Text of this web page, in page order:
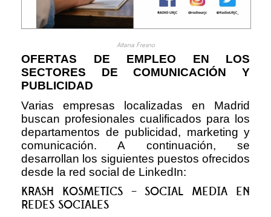
Aitana Fresno
OFERTAS DE EMPLEO EN LOS
SECTORES DE COMUNICACIÓN Y
PUBLICIDAD
Varias empresas localizadas en Madrid
buscan profesionales cualificados para los
departamentos de publicidad, marketing y
comunicación. A continuación, se
desarrollan los siguientes puestos ofrecidos
desde la red social de LinkedIn:
KRASH KOSMETICS – SOCIAL MEDIA EN
REDES SOCIALES